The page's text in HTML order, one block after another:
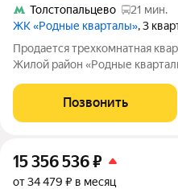
Толстопальцево
21 мин.
ЖК «Родные кварталы», 3
Продается трехкомнатная
Жилой район «Родные
Родные Кварталы, 3.1, район
административный округ,
Позвонить
15 356 536₽
от 34 479 ₽ в месяц